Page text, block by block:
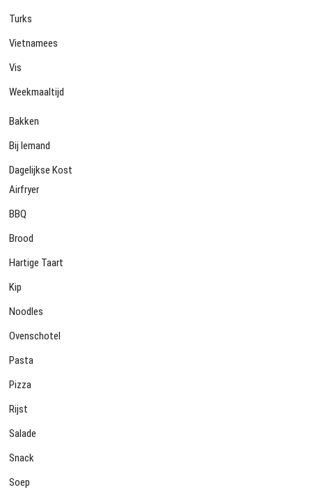
Turks
Vietnamees
Vis
Weekmaaltijd
Bakken
Bij Iemand
Dagelijkse Kost
Airfryer
BBQ
Brood
Hartige Taart
Kip
Noodles
Ovenschotel
Pasta
Pizza
Rijst
Salade
Snack
Soep